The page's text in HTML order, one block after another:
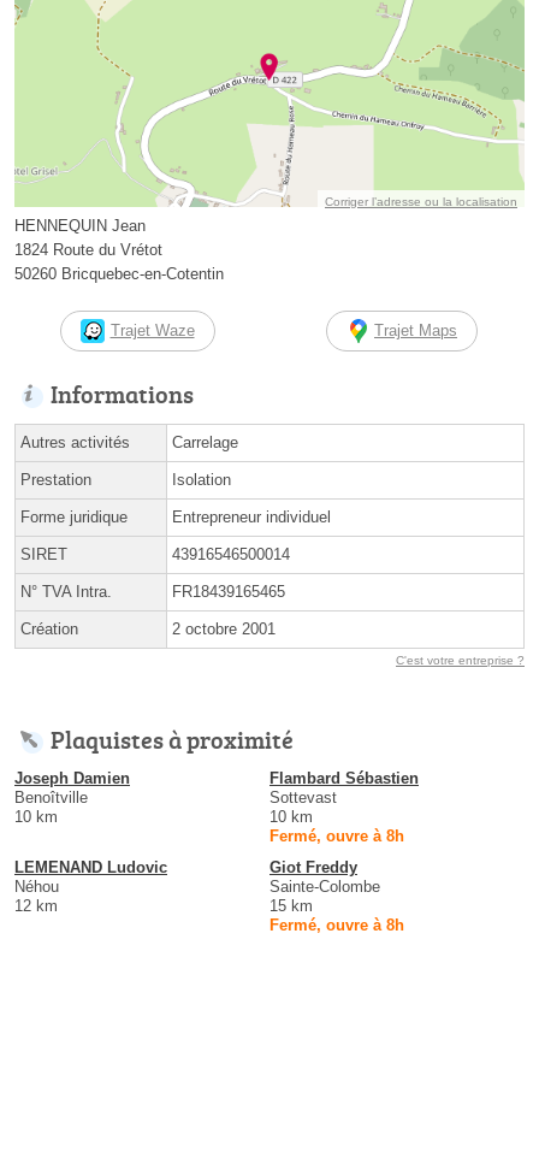
Corriger l’adresse ou la localisation
HENNEQUIN Jean
1824 Route du Vrétot
50260 Bricquebec-en-Cotentin
Trajet Waze Trajet Maps
Informations
Autres activités Carrelage
Prestation Isolation
Forme juridique Entrepreneur individuel
SIRET 43916546500014
N° TVA Intra. FR18439165465
Création 2 octobre 2001
C'est votre entreprise ?
Plaquistes à proximité
Joseph Damien
Benoîtville
10 km
Flambard Sébastien
Sottevast
10 km
Fermé, ouvre à 8h
LEMENAND Ludovic
Néhou
12 km
Giot Freddy
Sainte-Colombe
15 km
Fermé, ouvre à 8h